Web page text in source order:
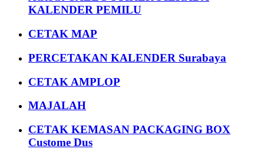
KALENDER PEMILU
CETAK MAP
PERCETAKAN KALENDER Surabaya
CETAK AMPLOP
MAJALAH
CETAK KEMASAN PACKAGING BOX
Custome Dus